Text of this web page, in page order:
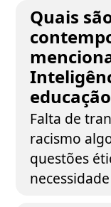
Quais
Falta de
racismo
questões